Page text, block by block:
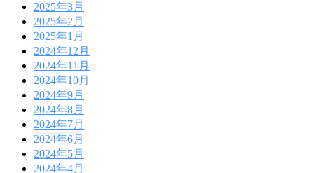
2025年3月
2025年2月
2025年1月
2024年12月
2024年11月
2024年10月
2024年9月
2024年8月
2024年7月
2024年6月
2024年5月
2024年4月